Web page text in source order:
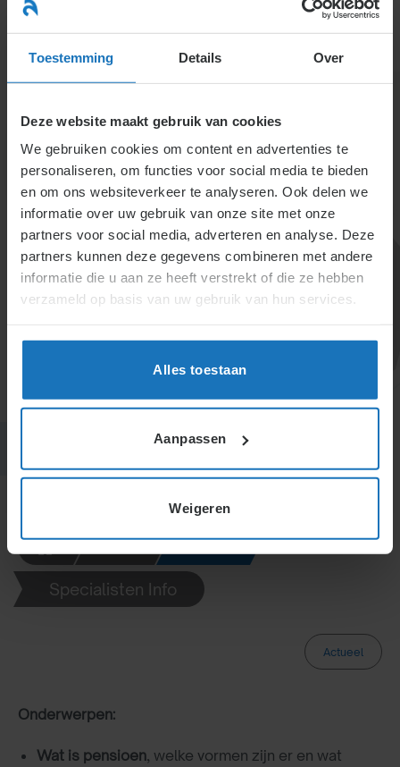
Toestemming Details Over
Deze website maakt gebruik van cookies
We gebruiken cookies om content en advertenties te
personaliseren, om functies voor social media te bieden
en om ons websiteverkeer te analyseren. Ook delen we
informatie over uw gebruik van onze site met onze
partners voor social media, adverteren en analyse. Deze
partners kunnen deze gegevens combineren met andere
informatie die u aan ze heeft verstrekt of die ze hebben
verzameld op basis van uw gebruik van hun services.
Alles toestaan
Aanpassen
Weigeren
naar
inhoud
4.3. Pensioen
Pensioenregelingen variëren van toezeggingen en
fondsen. Thema’s zijn onder meer wisseling van
overlijden, of overnames.
Specialisten Info
Actueel
Onderwerpen:
Wat is pensioen, welke vormen zijn er en wat